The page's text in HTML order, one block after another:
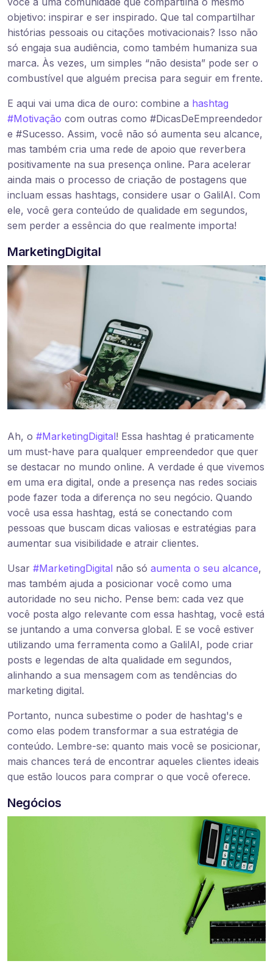
objetivo: inspirar e ser inspirado. Que tal compartilhar
histórias pessoais ou citações motivacionais? Isso não
só engaja sua audiência, como também humaniza sua
marca. Às vezes, um simples “não desista” pode ser o
combustível que alguém precisa para seguir em frente.
E aqui vai uma dica de ouro: combine a hashtag
#Motivação com outras como #DicasDeEmpreendedor
e #Sucesso. Assim, você não só aumenta seu alcance,
mas também cria uma rede de apoio que reverbera
positivamente na sua presença online. Para acelerar
ainda mais o processo de criação de postagens que
incluam essas hashtags, considere usar o GalilAI. Com
ele, você gera conteúdo de qualidade em segundos,
sem perder a essência do que realmente importa!
MarketingDigital
Ah, o #MarketingDigital! Essa hashtag é praticamente
um must-have para qualquer empreendedor que quer
se destacar no mundo online. A verdade é que vivemos
em uma era digital, onde a presença nas redes sociais
pode fazer toda a diferença no seu negócio. Quando
você usa essa hashtag, está se conectando com
pessoas que buscam dicas valiosas e estratégias para
aumentar sua visibilidade e atrair clientes.
Usar #MarketingDigital não só aumenta o seu alcance,
mas também ajuda a posicionar você como uma
autoridade no seu nicho. Pense bem: cada vez que
você posta algo relevante com essa hashtag, você está
se juntando a uma conversa global. E se você estiver
utilizando uma ferramenta como a GalilAI, pode criar
posts e legendas de alta qualidade em segundos,
alinhando a sua mensagem com as tendências do
marketing digital.
Portanto, nunca subestime o poder de hashtag's e
como elas podem transformar a sua estratégia de
conteúdo. Lembre-se: quanto mais você se posicionar,
mais chances terá de encontrar aqueles clientes ideais
que estão loucos para comprar o que você oferece.
Negócios